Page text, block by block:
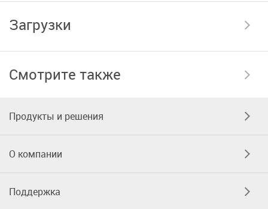
Загрузки
Смотрите также
Продукты и решения
О компании
Поддержка